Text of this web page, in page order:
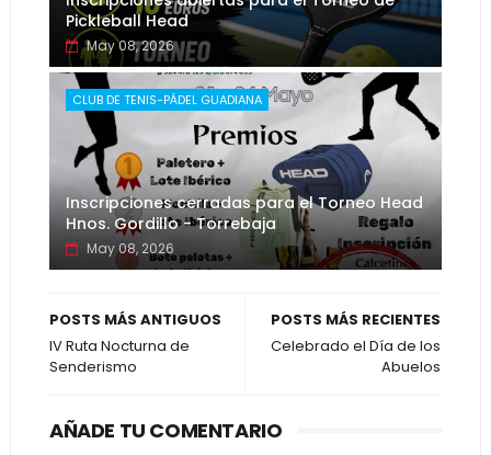
Pickleball Head
May 08, 2026
CLUB DE TENIS-PÁDEL GUADIANA
Inscripciones cerradas para el Torneo Head
Hnos. Gordillo - Torrebaja
May 08, 2026
POSTS MÁS RECIENTES
Celebrado el Día de los
Abuelos
POSTS MÁS ANTIGUOS
IV Ruta Nocturna de
Senderismo
AÑADE TU COMENTARIO